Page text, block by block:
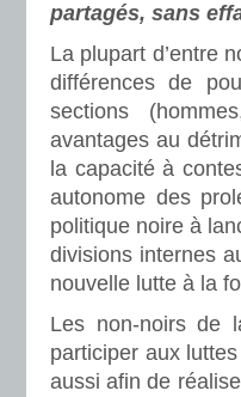
partagés, sans
La plupart d’entre
différences de
sections
avantages au
la capacité à
autonome des
politique noire à
divisions internes
nouvelle lutte à la
Les non-noirs de
participer aux
aussi afin de